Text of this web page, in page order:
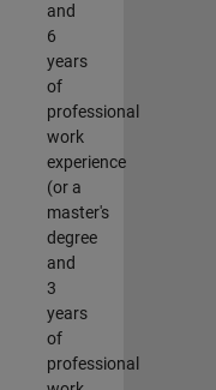
and
6
years
of
professional
work
experience
(or a
master's
degree
and
3
years
of
professional